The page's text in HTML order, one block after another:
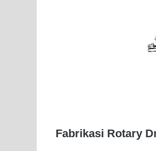
Fabrikasi Rotary